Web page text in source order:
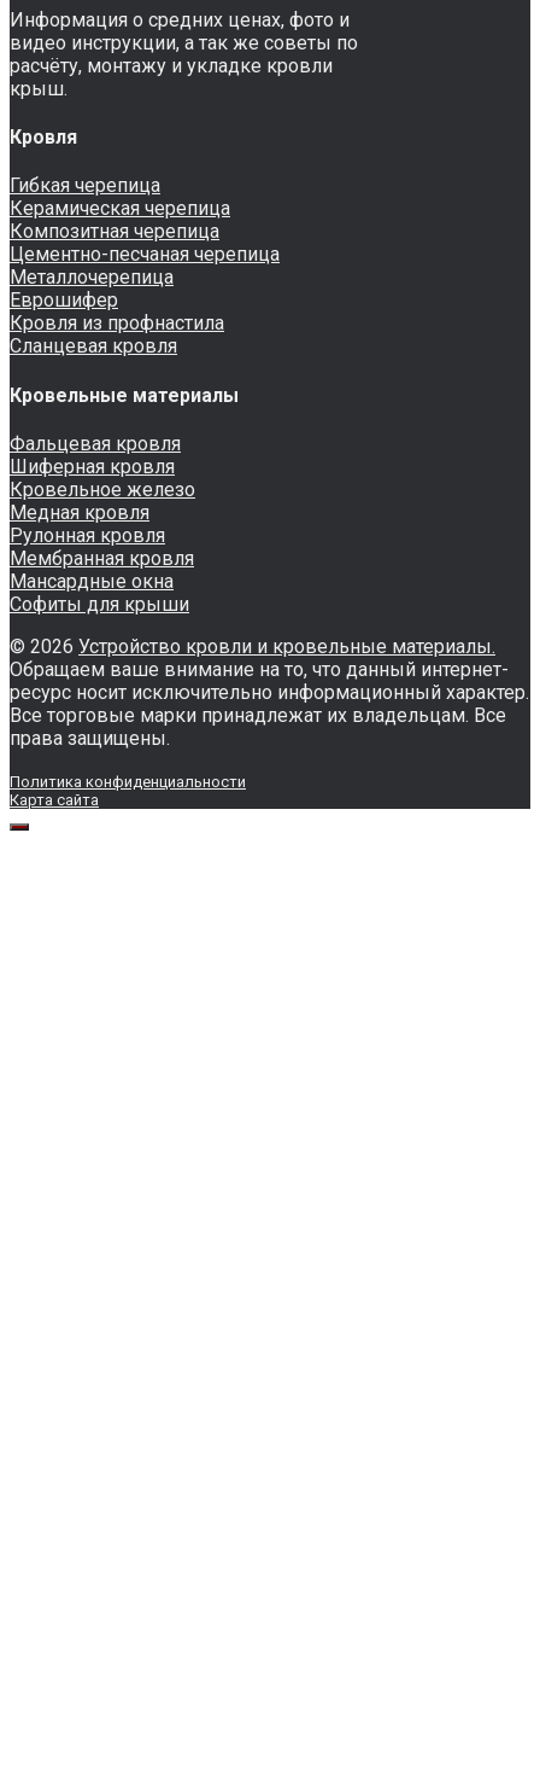
Информация о средних ценах, фото и
видео инструкции, а так же советы по
расчёту, монтажу и укладке кровли
крыш.
Кровля
Гибкая черепица
Керамическая черепица
Композитная черепица
Цементно-песчаная черепица
Металлочерепица
Еврошифер
Кровля из профнастила
Сланцевая кровля
Кровельные материалы
Фальцевая кровля
Шиферная кровля
Кровельное железо
Медная кровля
Рулонная кровля
Мембранная кровля
Мансардные окна
Софиты для крыши
© 2026 Устройство кровли и кровельные материалы.
Обращаем ваше внимание на то, что данный интернет-
ресурс носит исключительно информационный характер.
Все торговые марки принадлежат их владельцам. Все
права защищены.
Политика конфиденциальности
Карта сайта